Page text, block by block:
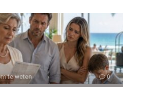
te weten 0